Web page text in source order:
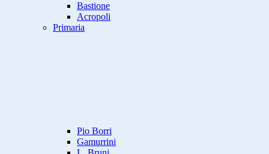
Bastione
Acropoli
Primaria
Pio Borri
Gamurrini